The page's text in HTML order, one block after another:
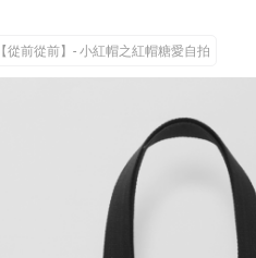
【從前從前】- 小紅帽之紅帽糖愛自拍